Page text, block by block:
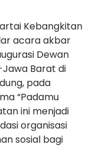
Kebangkitan
acara akbar
Dewan
Barat di
pada
“Padamu
ini menjadi
organisasi
sosial bagi